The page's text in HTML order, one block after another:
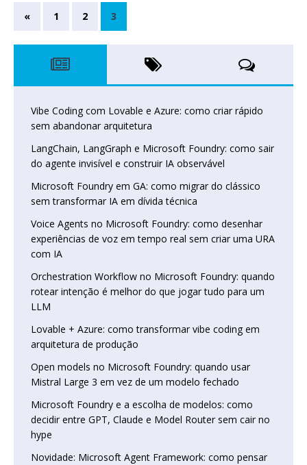
« 1 2 3
Vibe Coding com Lovable e Azure: como criar rápido
sem abandonar arquitetura
LangChain, LangGraph e Microsoft Foundry: como sair
do agente invisível e construir IA observável
Microsoft Foundry em GA: como migrar do clássico
sem transformar IA em dívida técnica
Voice Agents no Microsoft Foundry: como desenhar
experiências de voz em tempo real sem criar uma URA
com IA
Orchestration Workflow no Microsoft Foundry: quando
rotear intenção é melhor do que jogar tudo para um
LLM
Lovable + Azure: como transformar vibe coding em
arquitetura de produção
Open models no Microsoft Foundry: quando usar
Mistral Large 3 em vez de um modelo fechado
Microsoft Foundry e a escolha de modelos: como
decidir entre GPT, Claude e Model Router sem cair no
hype
Novidade: Microsoft Agent Framework: como pensar